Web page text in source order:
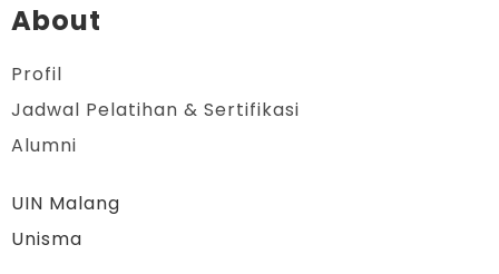
About
Profil
Jadwal Pelatihan & Sertifikasi
Alumni
UIN Malang
Unisma